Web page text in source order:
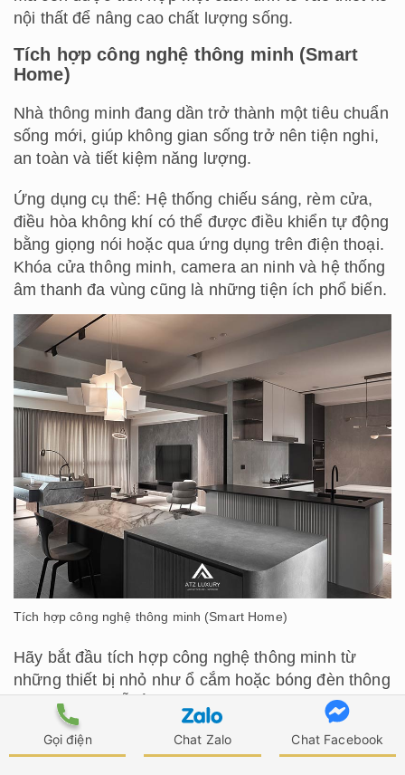
Gọi điện Chat Zalo Chat Facebook
nội thất để nâng cao chất lượng sống.
Tích hợp công nghệ thông minh (Smart
Home)
Nhà thông minh đang dần trở thành một tiêu chuẩn
sống mới, giúp không gian sống trở nên tiện nghi,
an toàn và tiết kiệm năng lượng.
Ứng dụng cụ thể: Hệ thống chiếu sáng, rèm cửa,
điều hòa không khí có thể được điều khiển tự động
bằng giọng nói hoặc qua ứng dụng trên điện thoại.
Khóa cửa thông minh, camera an ninh và hệ thống
âm thanh đa vùng cũng là những tiện ích phổ biến.
Tích hợp công nghệ thông minh (Smart Home)
Hãy bắt đầu tích hợp công nghệ thông minh từ
những thiết bị nhỏ như ổ cắm hoặc bóng đèn thông
minh. Chúng dễ lắp đặt, chi phí thấp và cho phép
bạn làm quen với hệ sinh thái nhà thông minh
trước khi quyết định đầu tư vào các hệ thống lớn